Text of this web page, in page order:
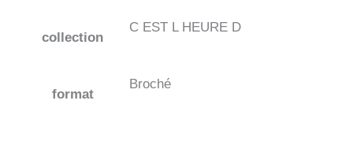
collection
C EST L HEURE D
format
Broché